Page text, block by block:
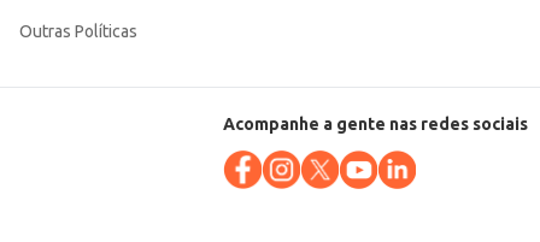
Outras Políticas
Acompanhe a gente nas redes sociais